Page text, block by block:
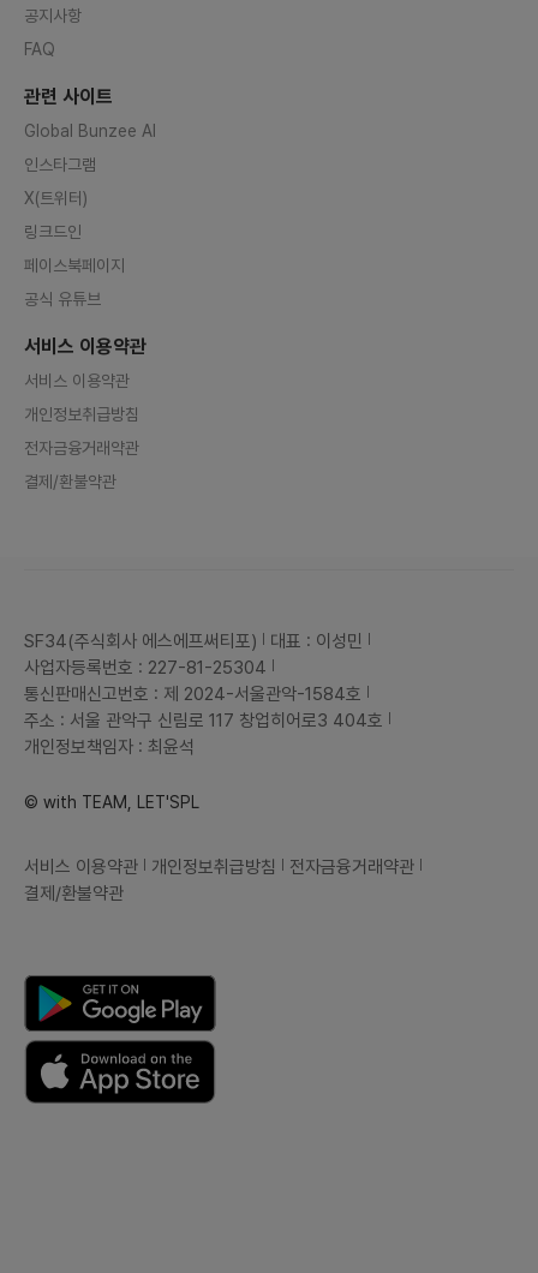
공지사항
FAQ
관련 사이트
Global Bunzee AI
인스타그램
X(트위터)
링크드인
페이스북페이지
공식 유튜브
서비스 이용약관
서비스 이용약관
개인정보취급방침
전자금융거래약관
결제/환불약관
SF34(주식회사 에스에프써티포)
대표 : 이성민
사업자등록번호 : 227-81-25304
통신판매신고번호 : 제 2024-서울관악-1584호
주소 : 서울 관악구 신림로 117 창업히어로3 404호
개인정보책임자 : 최윤석
© with TEAM, LET'SPL
서비스 이용약관 개인정보취급방침
전자금융거래약관
결제/환불약관